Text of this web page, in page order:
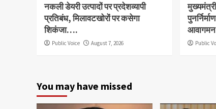
नकली डेयरी उत्पादों पर प्रदेशव्यापी
प्रतिबंध, मिलावटखोरों पर कसेगा
शिकंजा….
Public Voice August 7, 2026
आवागमन
Public
You may have missed